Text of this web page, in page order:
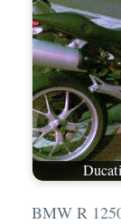
BMW R